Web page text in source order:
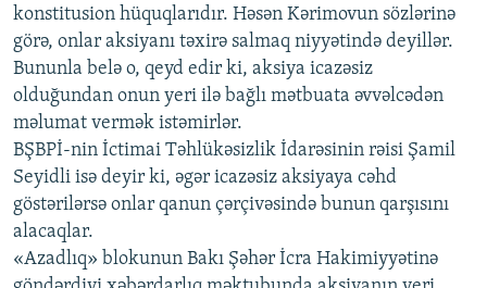
konstitusion hüquqlarıdır. Həsən Kərimovun sözlərinə
görə, onlar aksiyanı təxirə salmaq niyyətində deyillər.
Bununla belə o, qeyd edir ki, aksiya icazəsiz
olduğundan onun yeri ilə bağlı mətbuata əvvəlcədən
məlumat vermək istəmirlər.
BŞBPİ-nin İctimai Təhlükəsizlik İdarəsinin rəisi Şamil
Seyidli isə deyir ki, əgər icazəsiz aksiyaya cəhd
göstərilərsə onlar qanun çərçivəsində bunun qarşısını
alacaqlar.
«Azadlıq» blokunun Bakı Şəhər İcra Hakimiyyətinə